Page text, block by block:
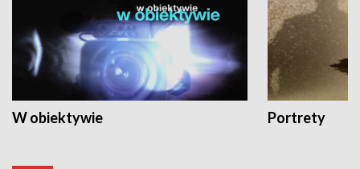
W obiektywie Portrety